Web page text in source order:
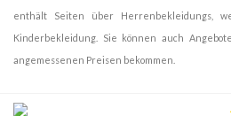
enthält Seiten über Herrenbekleidungs,
Kinderbekleidung. Sie können auch
angemessenen Preisen bekommen.